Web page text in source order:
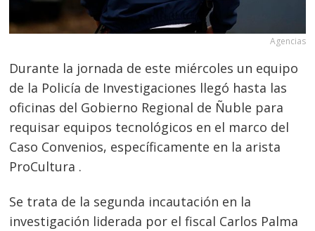
Agencias
Durante la jornada de este miércoles un equipo
de la Policía de Investigaciones llegó hasta las
oficinas del Gobierno Regional de Ñuble para
requisar equipos tecnológicos en el marco del
Caso Convenios, específicamente en la arista
ProCultura .
Se trata de la segunda incautación en la
investigación liderada por el fiscal Carlos Palma